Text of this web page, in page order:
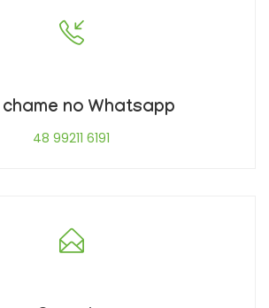
chame no Whatsapp
48 99211 6191